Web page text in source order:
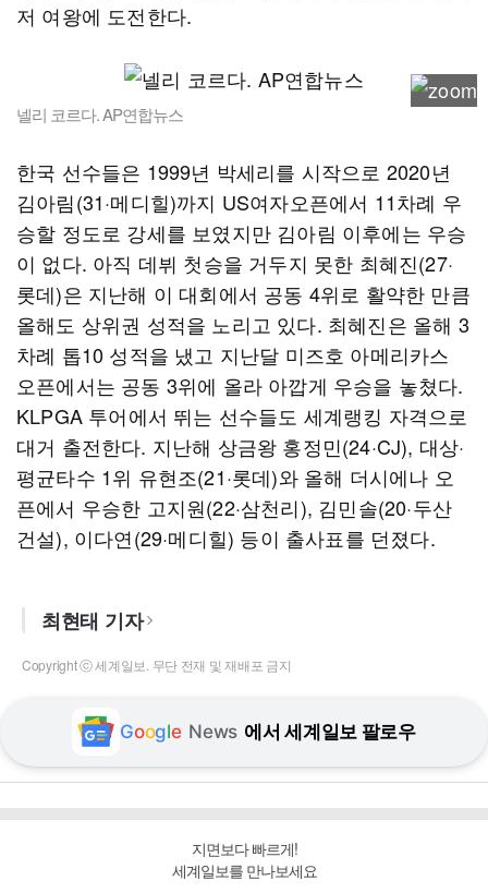
저 여왕에 도전한다.
넬리 코르다. AP연합뉴스
한국 선수들은 1999년 박세리를 시작으로 2020년
김아림(31·메디힐)까지 US여자오픈에서 11차례 우
승할 정도로 강세를 보였지만 김아림 이후에는 우승
이 없다. 아직 데뷔 첫승을 거두지 못한 최혜진(27·
롯데)은 지난해 이 대회에서 공동 4위로 활약한 만큼
올해도 상위권 성적을 노리고 있다. 최혜진은 올해 3
차례 톱10 성적을 냈고 지난달 미즈호 아메리카스
오픈에서는 공동 3위에 올라 아깝게 우승을 놓쳤다.
KLPGA 투어에서 뛰는 선수들도 세계랭킹 자격으로
대거 출전한다. 지난해 상금왕 홍정민(24·CJ), 대상·
평균타수 1위 유현조(21·롯데)와 올해 더시에나 오
픈에서 우승한 고지원(22·삼천리), 김민솔(20·두산
건설), 이다연(29·메디힐) 등이 출사표를 던졌다.
최현태 기자
Copyright ⓒ 세계일보. 무단 전재 및 재배포 금지
Google News 에서 세계일보 팔로우
지면보다 빠르게!
세계일보를 만나보세요